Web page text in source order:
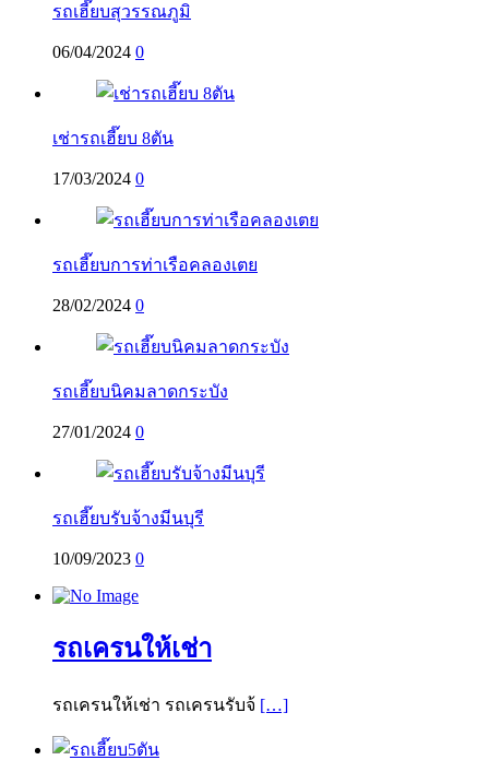
รถเฮี๊ยบสุวรรณภูมิ
06/04/2024 0
เช่ารถเฮี๊ยบ 8ตัน
17/03/2024 0
รถเฮี๊ยบการท่าเรือคลองเตย
28/02/2024 0
รถเฮี๊ยบนิคมลาดกระบัง
27/01/2024 0
รถเฮี๊ยบรับจ้างมีนบุรี
10/09/2023 0
รถเครนให้เช่า
รถเครนให้เช่า รถเครนรับจ้ […]